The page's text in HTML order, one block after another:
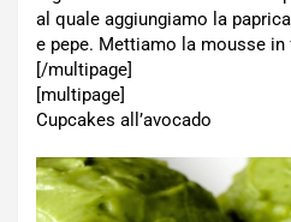
al quale aggiungiamo la
e pepe. Mettiamo la mousse in
[/multipage]
[multipage]
Cupcakes all’avocado